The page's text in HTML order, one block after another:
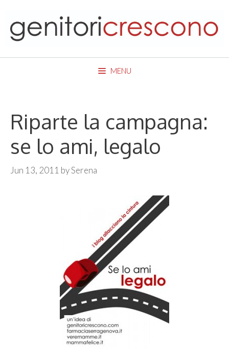
content
MENU
Riparte la campagna:
se lo ami, legalo
Jun 13, 2011 bySerena